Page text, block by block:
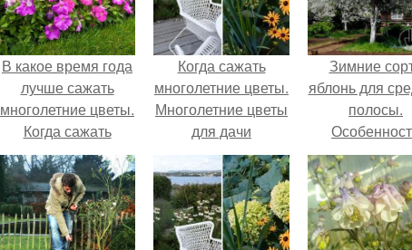
В какое время года
лучше сажать
многолетние цветы.
Когда сажать
многолетние цветы
Когда сажать
многолетние цветы.
Многолетние цветы
для дачи
Зимние
яблонь для
полосы.
региона